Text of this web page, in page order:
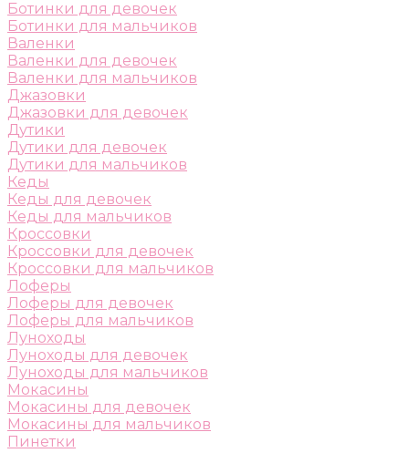
Ботинки для девочек
Ботинки для мальчиков
Валенки
Валенки для девочек
Валенки для мальчиков
Джазовки
Джазовки для девочек
Дутики
Дутики для девочек
Дутики для мальчиков
Кеды
Кеды для девочек
Кеды для мальчиков
Кроссовки
Кроссовки для девочек
Кроссовки для мальчиков
Лоферы
Лоферы для девочек
Лоферы для мальчиков
Луноходы
Луноходы для девочек
Луноходы для мальчиков
Мокасины
Мокасины для девочек
Мокасины для мальчиков
Пинетки